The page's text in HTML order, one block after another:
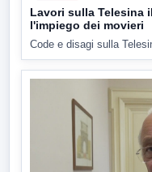
Lavori sulla Telesina
l'impiego dei movieri
Code e disagi sulla